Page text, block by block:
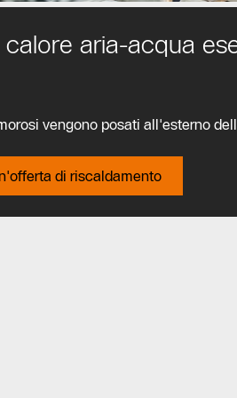
aria-acqua
vengono posati all'esterno
di riscaldamento